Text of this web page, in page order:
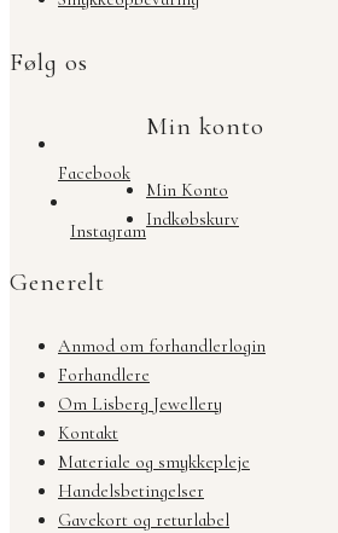
Følg os
Facebook
Instagram
Min konto
Min Konto
Indkøbskurv
Generelt
Anmod om forhandlerlogin
Forhandlere
Om Lisberg Jewellery
Kontakt
Materiale og smykkepleje
Handelsbetingelser
Gavekort og returlabel